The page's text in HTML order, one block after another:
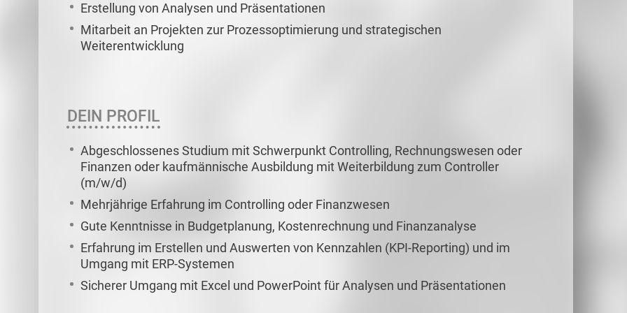
Erstellung von Analysen und Präsentationen
Mitarbeit an Projekten zur Prozessoptimierung und strategischen
Weiterentwicklung
DEIN PROFIL
Abgeschlossenes Studium mit Schwerpunkt Controlling, Rechnungswesen oder
Finanzen oder kaufmännische Ausbildung mit Weiterbildung zum Controller
(m/w/d)
Mehrjährige Erfahrung im Controlling oder Finanzwesen
Gute Kenntnisse in Budgetplanung, Kostenrechnung und Finanzanalyse
Erfahrung im Erstellen und Auswerten von Kennzahlen (KPI-Reporting) und im
Umgang mit ERP-Systemen
Sicherer Umgang mit Excel und PowerPoint für Analysen und Präsentationen